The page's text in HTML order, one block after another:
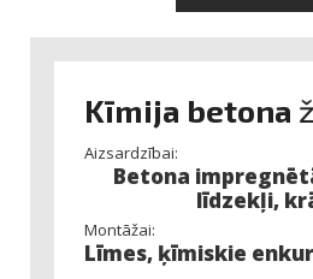
Kīmija betona
Aizsardzībai:
Betona
līdzekļi,
Montāžai:
Līmes, ķīmiskie